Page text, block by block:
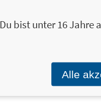
benutzt
Du bist unter 16 Jahre
Alle